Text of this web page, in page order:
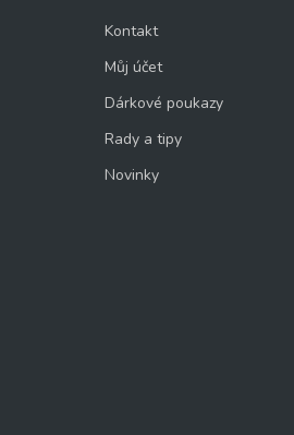
Kontakt
Můj účet
Dárkové poukazy
Rady a tipy
Novinky